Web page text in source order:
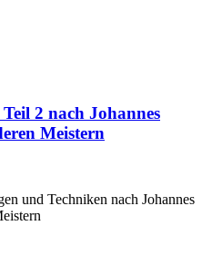
2 nach Johannes
Meistern
und Techniken nach Johannes